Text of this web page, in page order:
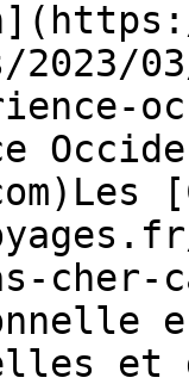
2023/
cher-
et